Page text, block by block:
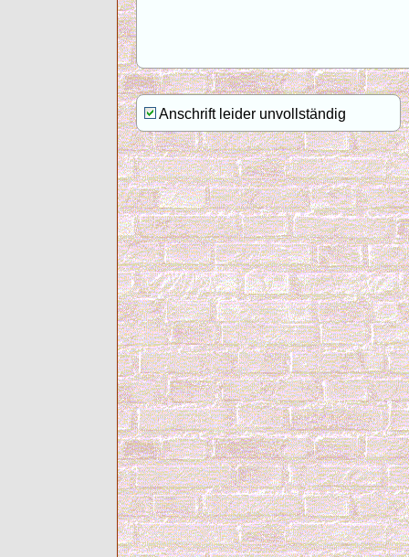
Anschrift leider unvollständig